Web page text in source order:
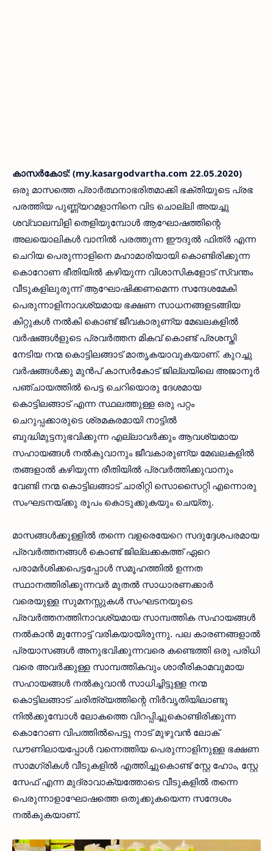
കാസര്‍കോട്: (my.kasargodvartha.com 22.05.2020)
ഒരു മാസത്തെ പ്രാര്‍ത്ഥനാഭരിതമാക്കി ഭക്തിയുടെ പ്രഭ
പരത്തിയ പുണ്ണ്യറമളാനിനെ വിട ചൊല്ലി അയച്ചു
ശവ്വാലമ്പിളി തെളിയുമ്പോള്‍ ആഘോഷത്തിന്റെ
അലയൊലികള്‍ വാനില്‍ പരത്തുന്ന ഈദുല്‍ ഫിത്ര്‍ എന്ന
ചെറിയ പെരുന്നാളിനെ മഹാമാരിയായി കൊണ്ടിരിക്കുന്ന
കൊറോണ ഭീതിയില്‍ കഴിയുന്ന വിശാസികളോട് സ്വന്തം
വീടുകളിലുരുന്ന് ആഘോഷിക്കണമെന്ന സന്ദേശമേകി
പെരുന്നാളിനാവശ്യമായ ഭക്ഷണ സാധനങ്ങളടങ്ങിയ
കിറ്റുകള്‍ നല്‍കി കൊണ്ട് ജീവകാരുണ്യ മേഖലകളില്‍
വര്‍ഷങ്ങള്‍ളുടെ പ്രവര്‍ത്തന മികവ് കൊണ്ട് പ്രശസ്തി
നേടിയ നന്മ കൊട്ടിലങ്ങാട് മാതൃകയാവുകയാണ്. കുറച്ചു
വര്‍ഷങ്ങള്‍ക്കു മുന്‍പ് കാസര്‍കോട് ജില്ലയിലെ അജാനൂര്‍
പഞ്ചായത്തില്‍ പെട്ട ചെറിയൊരു ദേശമായ
കൊട്ടിലങ്ങാട് എന്ന സ്ഥലത്തുള്ള ഒരു പറ്റം
ചെറുപ്പക്കാരുടെ ശ്രമകരമായി നാട്ടില്‍
ബുദ്ധിമുട്ടനുഭവിക്കുന്ന എല്ലാവര്‍ക്കും ആവശ്യമായ
സഹായങ്ങള്‍ നല്‍കുവാനും ജീവകാരുണ്യ മേഖലകളില്‍
തങ്ങളാല്‍ കഴിയുന്ന രീതിയില്‍ പ്രവര്‍ത്തിക്കുവാനും
വേണ്ടി നന്മ കൊട്ടിലങ്ങാട് ചാരിറ്റി സൊസൈറ്റി എന്നൊരു
സംഘടനയ്ക്കു രൂപം കൊടുക്കുകയും ചെയ്തു.
മാസങ്ങള്‍ക്കുള്ളില്‍ തന്നെ വളരെയേറെ സദുദ്ദേശപരമായ
പ്രവര്‍ത്തനങ്ങള്‍ കൊണ്ട് ജില്ലക്കകത്ത് ഏറെ
പരാമര്‍ശിക്കപെട്ടപ്പോള്‍ സമൂഹത്തില്‍ ഉന്നത
സ്ഥാനത്തിരിക്കുന്നവര്‍ മുതല്‍ സാധാരണക്കാര്‍
വരെയുള്ള സുമനസ്സുകള്‍ സംഘടനയുടെ
പ്രവര്‍ത്തനത്തിനാവശ്യമായ സാമ്പത്തിക സഹായങ്ങള്‍
നല്‍കാന്‍ മുന്നോട്ട് വരികയായിരുന്നു. പല കാരണങ്ങളാല്‍
പ്രയാസങ്ങള്‍ അനുഭവിക്കുന്നവരെ കണ്ടെത്തി ഒരു പരിധി
വരെ അവര്‍ക്കുള്ള സാമ്പത്തികവും ശാരീരികാമവുമായ
സഹായങ്ങള്‍ നല്‍കുവാന്‍ സാധിച്ചിട്ടുള്ള നന്മ
കൊട്ടിലങ്ങാട് ചരിത്ര്യത്തിന്റെ നിര്‍വൃതിയിലാണ്ടു
നില്‍ക്കുമ്പോള്‍ ലോകത്തെ വിറപ്പിച്ചുകൊണ്ടിരിക്കുന്ന
കൊറോണ വിപത്തില്‍പെട്ടു നാട് മുഴുവന്‍ ലോക്
ഡൗണിലായപ്പോള്‍ വന്നെത്തിയ പെരുന്നാളിനുള്ള ഭക്ഷണ
സാമഗ്രികള്‍ വീടുകളില്‍ എത്തിച്ചുകൊണ്ട് സ്റ്റേ ഹോം, സ്റ്റേ
സേഫ് എന്ന മുദ്രാവാക്യത്തോടെ വീടുകളില്‍ തന്നെ
പെരുന്നാളാഘോഷത്തെ ഒതുക്കുകയെന്ന സന്ദേശം
നല്‍കുകയാണ്.